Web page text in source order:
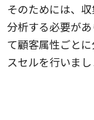
そのためには、
分析する必要が
て顧客属性ごと
スセルを行いまし